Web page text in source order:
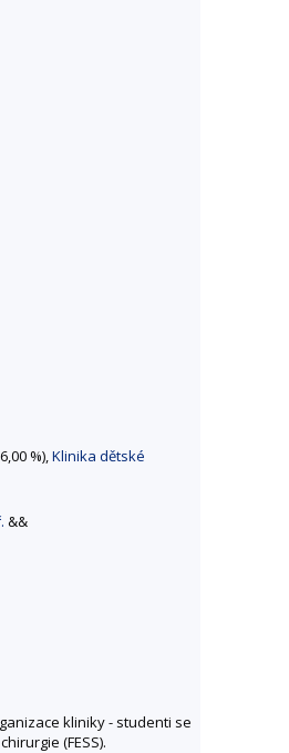
%),Klinika dětské
&&
kliniky - studenti se
(FESS).